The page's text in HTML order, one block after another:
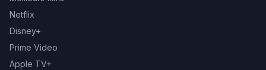
Netflix
Disney+
Prime Video
Apple TV+